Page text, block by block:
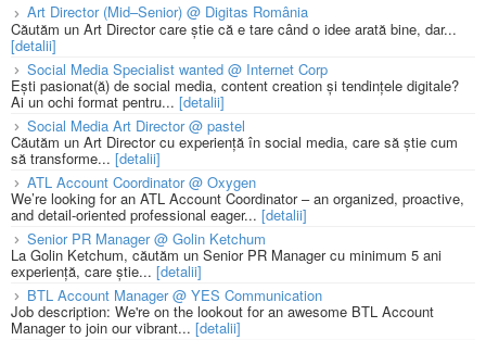
Art Director (Mid–Senior) @ Digitas România
Căutăm un Art Director care știe că e tare când o idee arată bine, dar...
[detalii]
Social Media Specialist wanted @ Internet Corp
Ești pasionat(ă) de social media, content creation și tendințele digitale?
Ai un ochi format pentru... [detalii]
Social Media Art Director @ pastel
Căutăm un Art Director cu experiență în social media, care să știe cum
să transforme... [detalii]
ATL Account Coordinator @ Oxygen
We’re looking for an ATL Account Coordinator – an organized, proactive,
and detail-oriented professional eager... [detalii]
Senior PR Manager @ Golin Ketchum
La Golin Ketchum, căutăm un Senior PR Manager cu minimum 5 ani
experiență, care știe... [detalii]
BTL Account Manager @ YES Communication
Job description: We're on the lookout for an awesome BTL Account
Manager to join our vibrant... [detalii]